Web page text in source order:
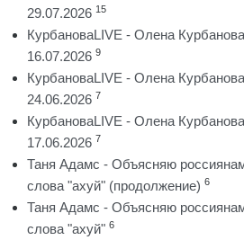
29.07.2026 15
КурбановаLIVE - Олена
16.07.2026 9
КурбановаLIVE - Олена
24.06.2026 7
КурбановаLIVE - Олена
17.06.2026 7
Таня Адамс - Объясняю
слова "ахуй" (продолжение) 6
Таня Адамс - Объясняю
слова "ахуй" 6